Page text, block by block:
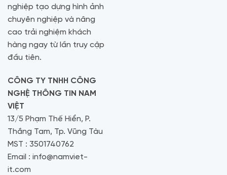
nghiệp tạo dựng hình ảnh
chuyên nghiệp và nâng
cao trải nghiệm khách
hàng ngay từ lần truy cập
đầu tiên.
CÔNG TY TNHH CÔNG
NGHỆ THÔNG TIN NAM
VIỆT
13/5 Phạm Thế Hiển, P.
Thắng Tam, Tp. Vũng Tàu
MST : 3501740762
Email : info@namviet-
it.com